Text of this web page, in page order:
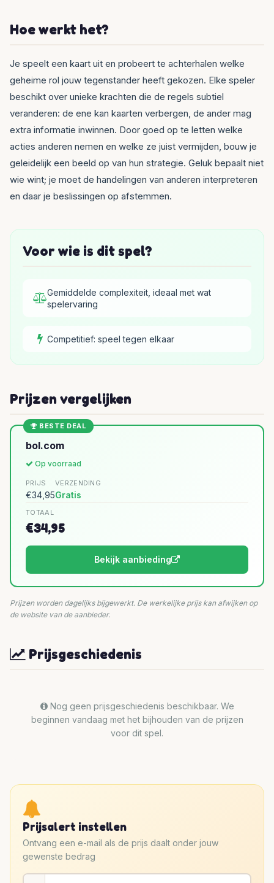
Hoe werkt het?
Je speelt een kaart uit en probeert te achterhalen welke
geheime rol jouw tegenstander heeft gekozen. Elke speler
beschikt over unieke krachten die de regels subtiel
veranderen: de ene kan kaarten verbergen, de ander mag
extra informatie inwinnen. Door goed op te letten welke
acties anderen nemen en welke ze juist vermijden, bouw je
geleidelijk een beeld op van hun strategie. Geluk bepaalt niet
wie wint; je moet de handelingen van anderen interpreteren
en daar je beslissingen op afstemmen.
Voor wie is dit spel?
Gemiddelde complexiteit, ideaal met wat
spelervaring
Competitief: speel tegen elkaar
Prijzen vergelijken
BESTE DEAL
bol.com
Op voorraad
PRIJS
€34,95
VERZENDING
Gratis
TOTAAL
€34,95
Bekijk aanbieding
Prijzen worden dagelijks bijgewerkt. De werkelijke prijs kan afwijken op
de website van de aanbieder.
Prijsgeschiedenis
Nog geen prijsgeschiedenis beschikbaar. We
beginnen vandaag met het bijhouden van de prijzen
voor dit spel.
Prijsalert instellen
Ontvang een e-mail als de prijs daalt onder jouw
gewenste bedrag